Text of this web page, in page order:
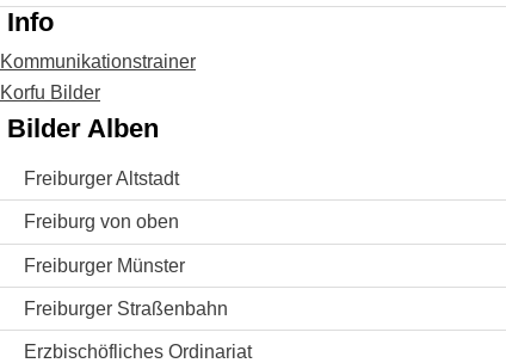
Info
Kommunikationstrainer
Korfu Bilder
Bilder Alben
Freiburger Altstadt
Freiburg von oben
Freiburger Münster
Freiburger Straßenbahn
Erzbischöfliches Ordinariat